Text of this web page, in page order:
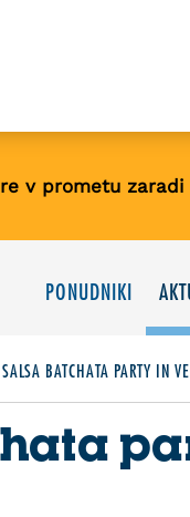
v prometu
PONUDNIKI
SALSA BATCHATA PARTY IN